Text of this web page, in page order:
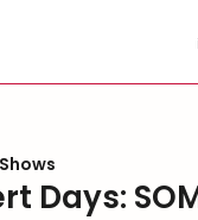
Days: